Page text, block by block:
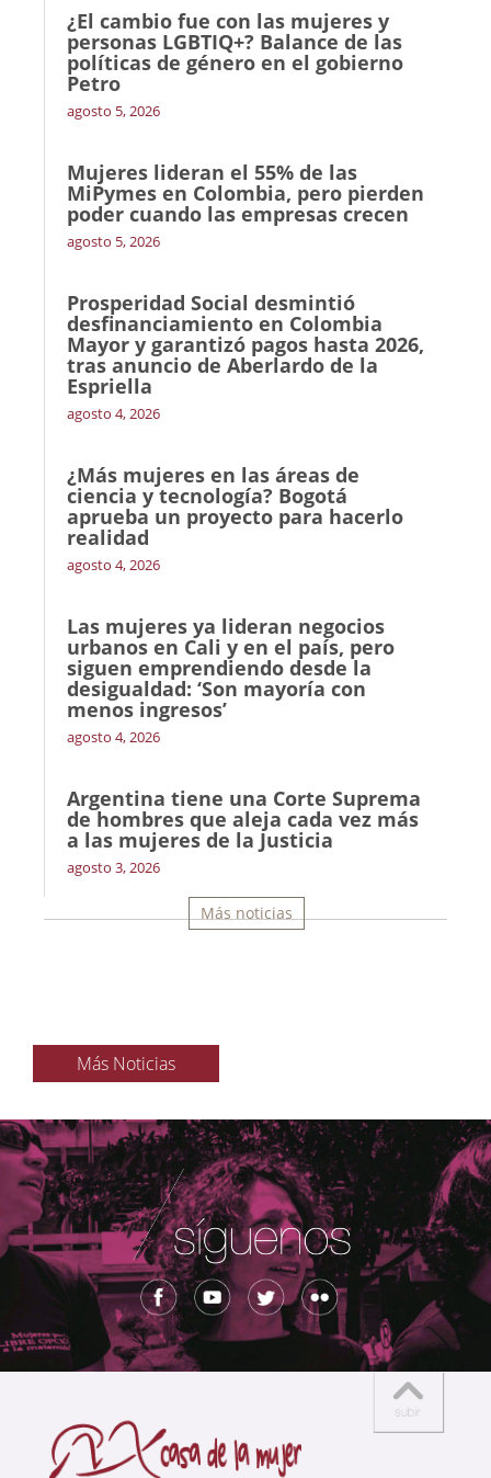
¿El cambio fue con las mujeres y
personas LGBTIQ+? Balance de las
políticas de género en el gobierno
Petro
agosto 5, 2026
Mujeres lideran el 55% de las
MiPymes en Colombia, pero pierden
poder cuando las empresas crecen
agosto 5, 2026
Prosperidad Social desmintió
desfinanciamiento en Colombia
Mayor y garantizó pagos hasta 2026,
tras anuncio de Aberlardo de la
Espriella
agosto 4, 2026
¿Más mujeres en las áreas de
ciencia y tecnología? Bogotá
aprueba un proyecto para hacerlo
realidad
agosto 4, 2026
Las mujeres ya lideran negocios
urbanos en Cali y en el país, pero
siguen emprendiendo desde la
desigualdad: ‘Son mayoría con
menos ingresos’
agosto 4, 2026
Argentina tiene una Corte Suprema
de hombres que aleja cada vez más
a las mujeres de la Justicia
agosto 3, 2026
Más noticias
Más Noticias